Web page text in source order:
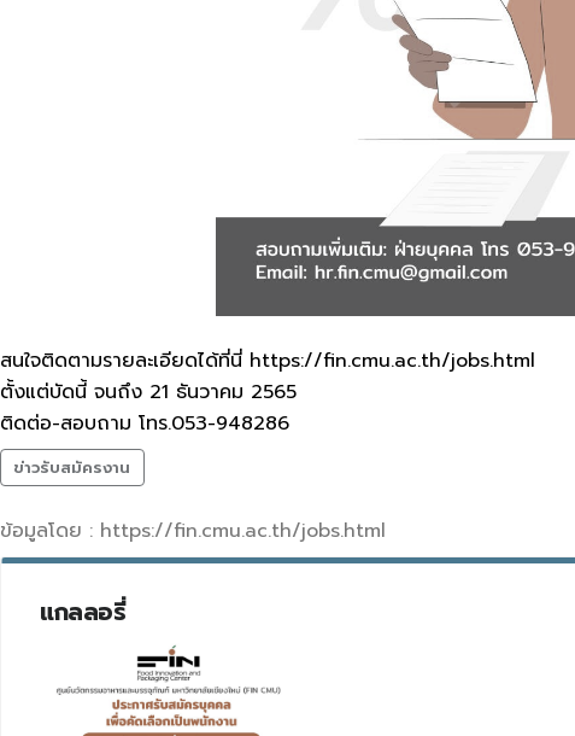
สนใจติดตามรายละเอียดได้ที่นี่ https://fin.cmu.ac.th/jobs.html
ตั้งแต่บัดนี้ จนถึง 21 ธันวาคม 2565
ติดต่อ-สอบถาม โทร.053-948286
ข่าวรับสมัครงาน
ข้อมูลโดย : https://fin.cmu.ac.th/jobs.html
แกลลอรี่